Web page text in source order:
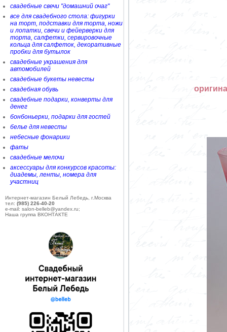
свадебные свечи "домашний очаг"
все для свадебного стола: фигурки
на торт, подставки для торта, ножи
и лопатки, свечи и фейерверки для
торта, салфетки, сервировочные
кольца для салфеток, декоративные
пробки для бутылок
свадебные украшения для
автомобилей
свадебные букеты невесты
свадебная обувь
свадебные подарки, конверты для
денег
бонбоньерки, подарки для гостей
белье для невесты
небесные фонарики
фаты
свадебные мелочи
аксессуары для конкурсов красоты:
диадемы, ленты, номера для
участниц
Интернет-магазин Белый Лебедь, г.Москва
тел: (985) 226-40-20
e-mail: salon-belleb@yandex.ru;
Наша группа ВКОНТАКТЕ